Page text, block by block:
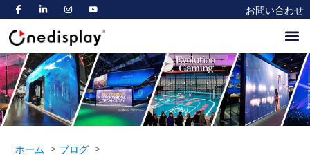
お問い合わせ
ホーム
ブログ